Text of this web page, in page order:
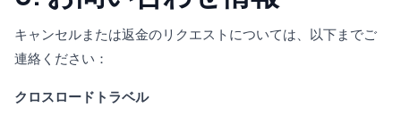
キャンセルまたは返金のリクエストについては、以下までご
連絡ください：
クロスロードトラベル